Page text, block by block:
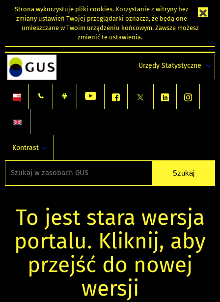
Strona wykorzystuje pliki cookies. Korzystanie z witryny bez
zmiany ustawień Twojej przeglądarki oznacza, że będą one
umieszczane w Twoim urządzeniu końcowym. Zawsze możesz
zmienić te ustawienia.
Urzędy Statystyczne
Kontrast
To jest stara wersja
portalu. Kliknij, aby
przejść do nowej
wersji